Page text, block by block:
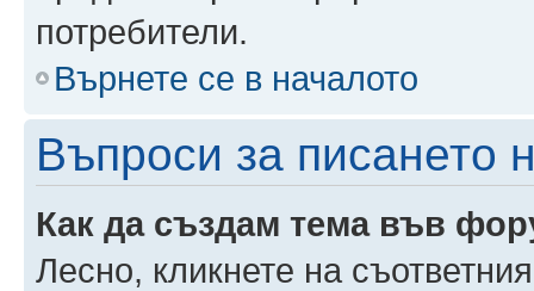
потребители.
Върнете се в началото
Въпроси за писането
Как да създам тема във
Лесно, кликнете на